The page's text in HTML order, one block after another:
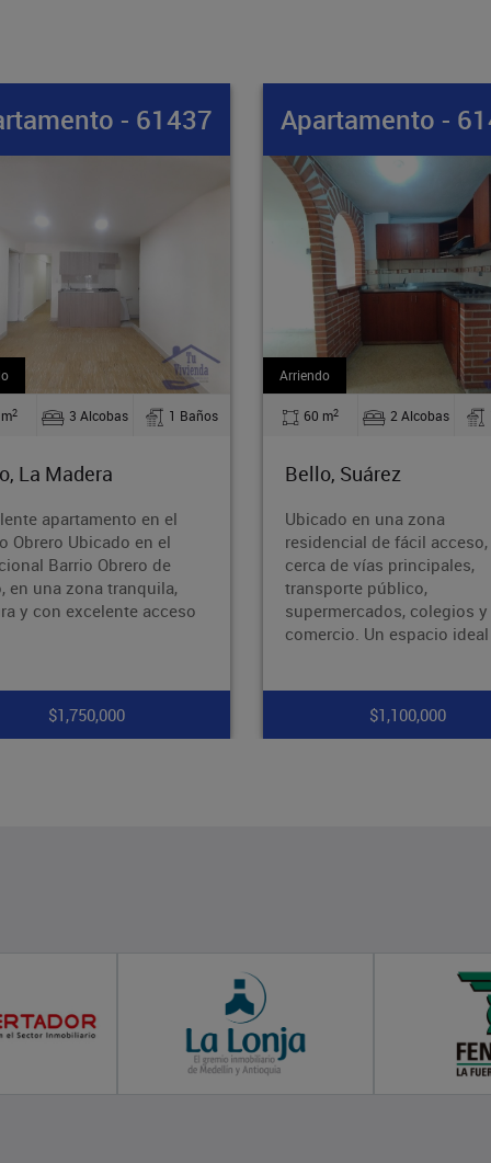
- 61436
2 2 Alcobas 1 Baños
Suárez
en una zona
de fácil acceso,
de vías principales,
público,
colegios y
Un espacio ideal p
$1,100,000
Apartamento -
Arriendo
110 m2 2 Alcobas
Bello, Barrio Nuevo
¡Oportunidad en Barrio
Bello!¿Buscas un inmueble
amplio, bien ubicado y con
potencial? ¡Esta es tu
oportunidad! Área: 110 m²
Ubicación: Ba
$1,700,000